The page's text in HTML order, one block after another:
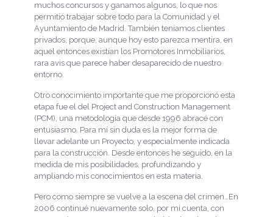
muchos concursos y ganamos algunos, lo que nos
permitió trabajar sobre todo para la Comunidad y el
Ayuntamiento de Madrid. También teníamos clientes
privados, porque, aunque hoy esto parezca mentira, en
aquel entonces existían los Promotores Inmobiliarios,
rara avis que parece haber desaparecido de nuestro
entorno.
Otro conocimiento importante que me proporcionó esta
etapa fue el del Project and Construction Management
(PCM), una metodología que desde 1996 abracé con
entusiasmo. Para mí sin duda es la mejor forma de
llevar adelante un Proyecto, y especialmente indicada
para la construcción. Desde entonces he seguido, en la
medida de mis posibilidades, profundizando y
ampliando mis conocimientos en esta materia.
Pero como siempre se vuelve a la escena del crimen…En
2006 continué nuevamente solo, por mi cuenta, con